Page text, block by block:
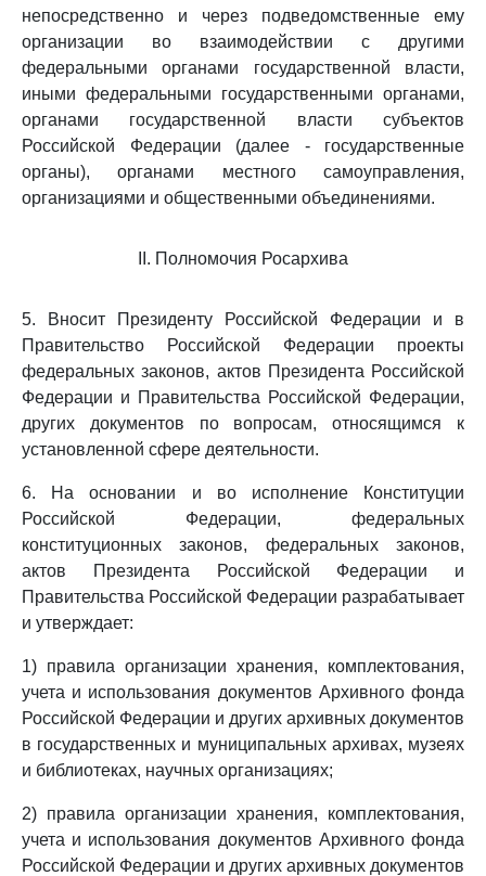
непосредственно и через подведомственные ему
организации во взаимодействии с другими
федеральными органами государственной власти,
иными федеральными государственными органами,
органами государственной власти субъектов
Российской Федерации (далее - государственные
органы), органами местного самоуправления,
организациями и общественными объединениями.
II. Полномочия Росархива
5. Вносит Президенту Российской Федерации и в
Правительство Российской Федерации проекты
федеральных законов, актов Президента Российской
Федерации и Правительства Российской Федерации,
других документов по вопросам, относящимся к
установленной сфере деятельности.
6. На основании и во исполнение Конституции
Российской Федерации, федеральных
конституционных законов, федеральных законов,
актов Президента Российской Федерации и
Правительства Российской Федерации разрабатывает
и утверждает:
1) правила организации хранения, комплектования,
учета и использования документов Архивного фонда
Российской Федерации и других архивных документов
в государственных и муниципальных архивах, музеях
и библиотеках, научных организациях;
2) правила организации хранения, комплектования,
учета и использования документов Архивного фонда
Российской Федерации и других архивных документов